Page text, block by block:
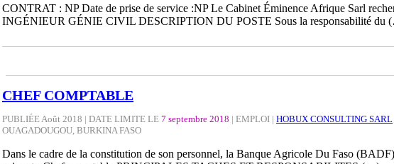
CONTRAT : NP Date de prise de service :NP Le Cabinet Éminence Afrique Sarl
INGÉNIEUR GÉNIE CIVIL DESCRIPTION DU POSTE Sous la responsabilité du
CHEF COMPTABLE
PUBLIÉE Août 2018 | DATE LIMITE LE 7 septembre 2018 | EMPLOI | HOBUX CONSULTING SARL
OUAGADOUGOU, BURKINA FASO
Dans le cadre de la constitution de son personnel, la Banque Agricole Du Faso